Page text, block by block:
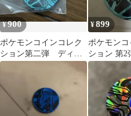
¥900
ポケモンコインコレク
ション第二弾 ディア
ルガ コイン
¥899
ポケモンコ
ション 第2
ガ